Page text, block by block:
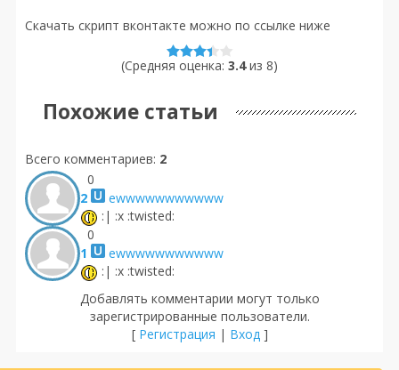
Скачать скрипт вконтакте можно по ссылке ниже
(Средняя оценка: 3.4из 8)
Похожие статьи
Всего комментариев: 2
0
2
ewwwwwwwwwww
:| :x :twisted:
0
1
ewwwwwwwwwww
:| :x :twisted:
Добавлять комментарии могут только
зарегистрированные пользователи.
[ Регистрация | Вход]